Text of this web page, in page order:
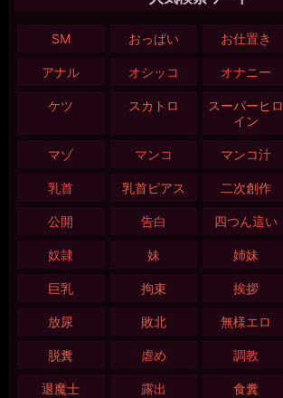
SM おっぱい お仕置き
アナル オシッコ オナニー
ケツ スカトロ
スーパーヒロ
イン
マゾ マンコ マンコ汁
乳首 乳首ピアス 二次創作
公開 告白 四つん這い
奴隷 妹 姉妹
巨乳 拘束 挨拶
放尿 敗北 無様エロ
脱糞 虐め 調教
退魔士 露出 食糞